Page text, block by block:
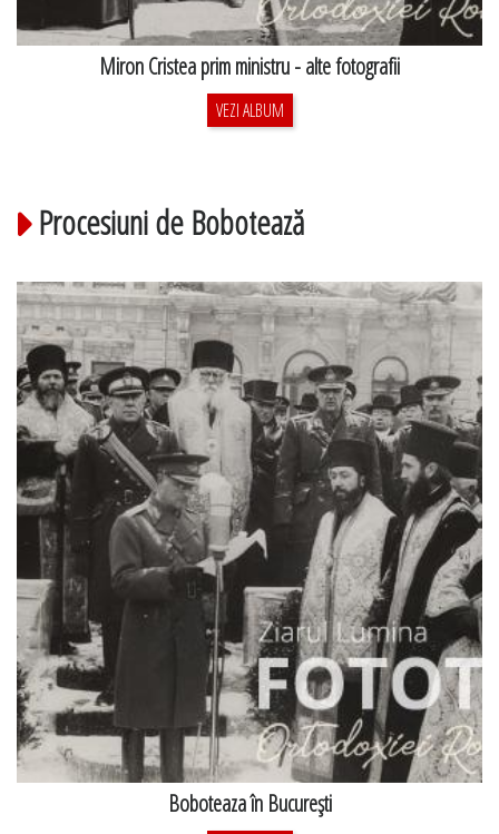
Miron Cristea prim ministru - alte fotografii
VEZI ALBUM
Procesiuni de Bobotează
Boboteaza în Bucureşti